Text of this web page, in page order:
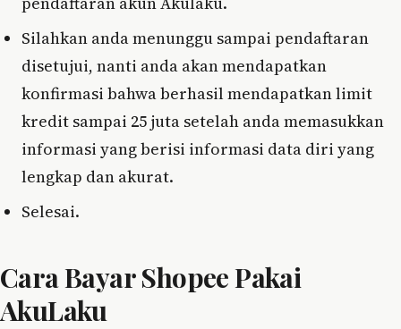
Silahkan anda menunggu sampai pendaftaran
disetujui, nanti anda akan mendapatkan
konfirmasi bahwa berhasil mendapatkan limit
kredit sampai 25 juta setelah anda memasukkan
informasi yang berisi informasi data diri yang
lengkap dan akurat.
Selesai.
Cara Bayar Shopee Pakai
AkuLaku